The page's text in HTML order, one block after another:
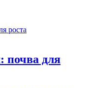
почва для